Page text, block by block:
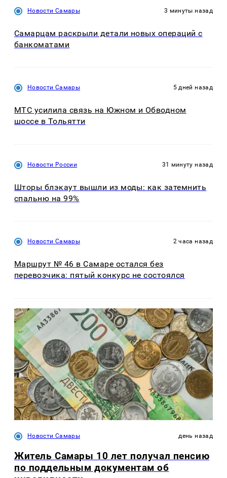
Новости Самары 3 минуты назад
Самарцам раскрыли детали новых операций с
банкоматами
Новости Самары 5 дней назад
МТС усилила связь на Южном и Обводном
шоссе в Тольятти
Новости России 31 минуту назад
Шторы блэкаут вышли из моды: как затемнить
спальню на 99%
Новости Самары 2 часа назад
Маршрут № 46 в Самаре остался без
перевозчика: пятый конкурс не состоялся
Новости Самары день назад
Житель Самары 10 лет получал пенсию
по поддельным документам об